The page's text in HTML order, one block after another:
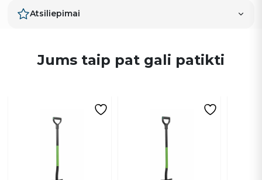
Atsiliepimai
Jums taip pat gali patikti